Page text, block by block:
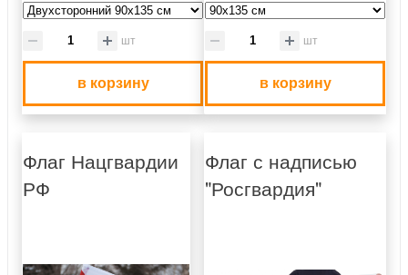
шт
в корзину
шт
в корзину
Флаг Нацгвардии
РФ
Флаг с надписью
"Росгвардия"